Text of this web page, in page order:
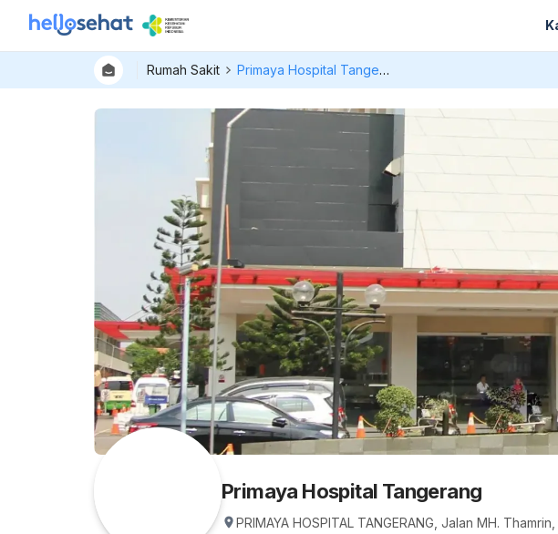
Rumah Sakit Primaya Hospital Tangerang
Primaya Hospital Tangerang
PRIMAYA HOSPITAL TANGERANG, Jalan MH.